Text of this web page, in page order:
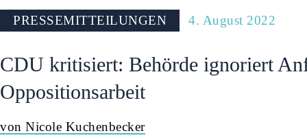
PRESSEMITTEILUNGEN 4. August 2022
CDU kritisiert: Behörde ignoriert
Oppositionsarbeit
von Nicole Kuchenbecker